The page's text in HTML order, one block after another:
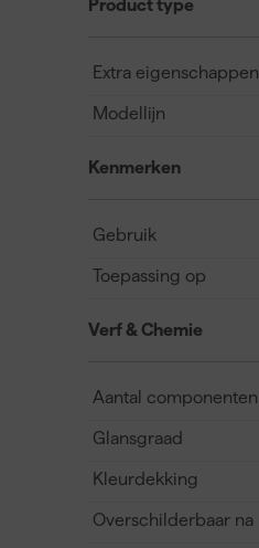
Product type
Extra eigenschappen
Modellijn
Kenmerken
Gebruik
Toepassing op
Verf & Chemie
Aantal componenten
Glansgraad
Kleurdekking
Overschilderbaar na